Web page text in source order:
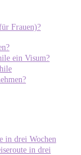
Frauen)?
ein Visum?
in drei Wochen
in drei